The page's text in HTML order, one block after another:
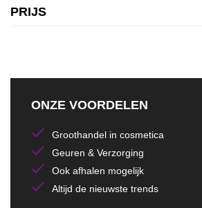
PRIJS
ONZE VOORDELEN
Groothandel in cosmetica
Geuren & Verzorging
Ook afhalen mogelijk
Altijd de nieuwste trends